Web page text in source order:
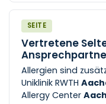
anzusprechen [...]
interdisziplinäre
vereint
Chirurgie,
[...] Therapie zu
finden Sie auf der
SEITE
Vertretene
Allergien sind
Uniklinik RWTH
Allergy Center